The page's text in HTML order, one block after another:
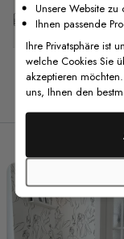
Kostenlose
Unsere Website zu
Ihnen passende
Ihre Privatsphäre ist
welche Cookies Sie
akzeptieren
uns, Ihnen den